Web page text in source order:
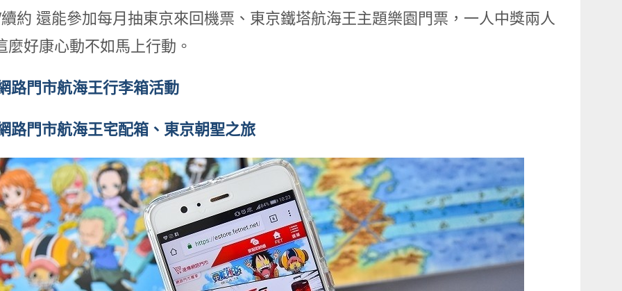
約 還能參加每月抽東京來回機票、東京鐵塔航海王主題樂園門票，一人中獎兩人
麼好康心動不如馬上行動。
路門市航海王行李箱活動
路門市航海王宅配箱、東京朝聖之旅